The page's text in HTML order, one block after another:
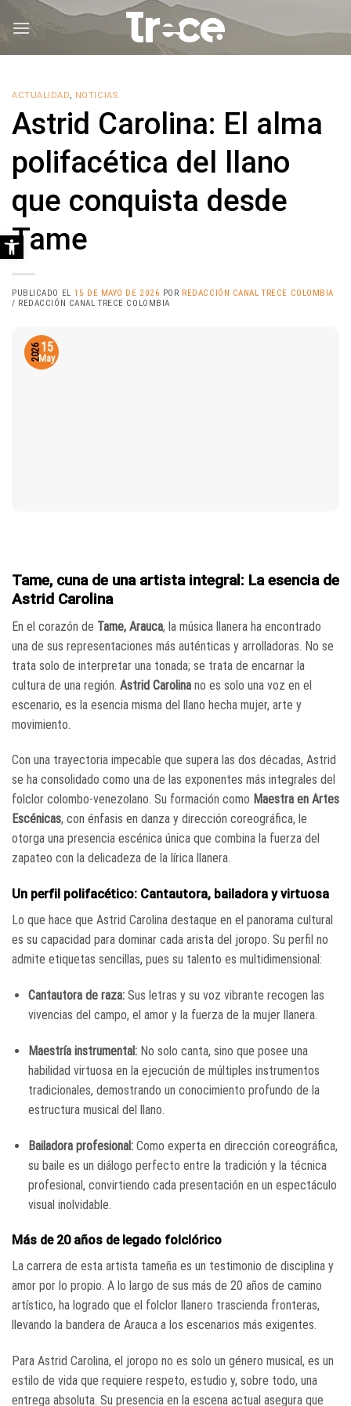
ACTUALIDAD, NOTICIAS
Astrid Carolina: El alma
polifacética del llano
que conquista desde
Tame
PUBLICADO EL 15 DE MAYO DE 2026 POR REDACCIÓN CANAL TRECE COLOMBIA
/ REDACCIÓN CANAL TRECE COLOMBIA
15
May
2026
Tame, cuna de una artista integral: La esencia de
Astrid Carolina
En el corazón de Tame, Arauca, la música llanera ha encontrado
una de sus representaciones más auténticas y arrolladoras. No se
trata solo de interpretar una tonada; se trata de encarnar la
cultura de una región. Astrid Carolina no es solo una voz en el
escenario, es la esencia misma del llano hecha mujer, arte y
movimiento.
Con una trayectoria impecable que supera las dos décadas, Astrid
se ha consolidado como una de las exponentes más integrales del
folclor colombo-venezolano. Su formación como Maestra en Artes
Escénicas, con énfasis en danza y dirección coreográfica, le
otorga una presencia escénica única que combina la fuerza del
zapateo con la delicadeza de la lírica llanera.
Un perfil polifacético: Cantautora, bailadora y virtuosa
Lo que hace que Astrid Carolina destaque en el panorama cultural
es su capacidad para dominar cada arista del joropo. Su perfil no
admite etiquetas sencillas, pues su talento es multidimensional:
Cantautora de raza:Sus letras y su voz vibrante recogen las
vivencias del campo, el amor y la fuerza de la mujer llanera.
Maestría instrumental:No solo canta, sino que posee una
habilidad virtuosa en la ejecución de múltiples instrumentos
tradicionales, demostrando un conocimiento profundo de la
estructura musical del llano.
Bailadora profesional:Como experta en dirección coreográfica,
su baile es un diálogo perfecto entre la tradición y la técnica
profesional, convirtiendo cada presentación en un espectáculo
visual inolvidable.
Más de 20 años de legado folclórico
La carrera de esta artista tameña es un testimonio de disciplina y
amor por lo propio. A lo largo de sus más de 20 años de camino
artístico, ha logrado que el folclor llanero trascienda fronteras,
llevando la bandera de Arauca a los escenarios más exigentes.
Para Astrid Carolina, el joropo no es solo un género musical, es un
estilo de vida que requiere respeto, estudio y, sobre todo, una
entrega absoluta. Su presencia en la escena actual asegura que
Abrir barra de herramientas